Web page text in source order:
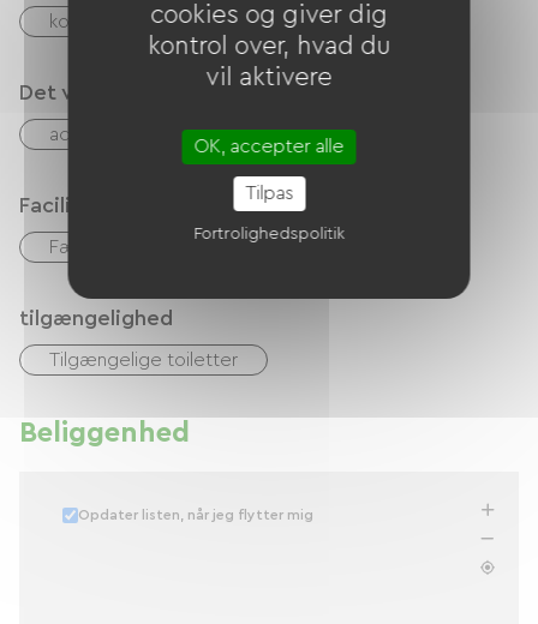
kontrol Kontanter
Det vi er gode til
accepterede dyr Cykeludlejning
Faciliteter
Fælles sanitære faciliteter
tilgængelighed
Tilgængelige toiletter
Beliggenhed
Opdater listen, når jeg flytter mig
cookies og giver dig
kontrol over, hvad du
vil aktivere
OK, accepter alle
Tilpas
Fortrolighedspolitik